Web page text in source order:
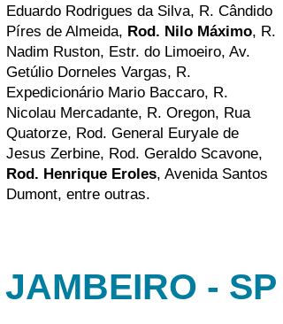
Eduardo Rodrigues da Silva, R. Cândido
Píres de Almeida, Rod. Nilo Máximo, R.
Nadim Ruston, Estr. do Limoeiro, Av.
Getúlio Dorneles Vargas, R.
Expedicionário Mario Baccaro, R.
Nicolau Mercadante, R. Oregon, Rua
Quatorze, Rod. General Euryale de
Jesus Zerbine, Rod. Geraldo Scavone,
Rod. Henrique Eroles, Avenida Santos
Dumont, entre outras.
JAMBEIRO - SP